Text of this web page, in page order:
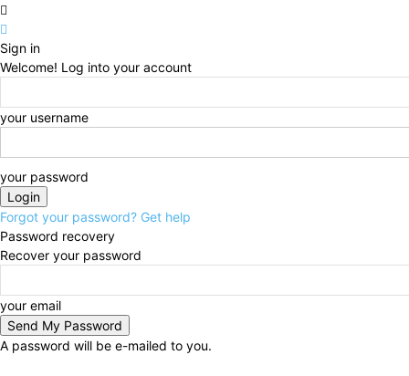
Sign in
Welcome! Log into your account
your username
your password
Forgot your password? Get help
Password recovery
Recover your password
your email
A password will be e-mailed to you.